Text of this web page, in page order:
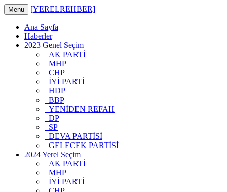
Menu [YERELREHBER]
Ana Sayfa
Haberler
2023 Genel Seçim
AK PARTİ
MHP
CHP
İYİ PARTİ
HDP
BBP
YENİDEN REFAH
DP
SP
DEVA PARTİSİ
GELECEK PARTİSİ
2024 Yerel Seçim
AK PARTİ
MHP
İYİ PARTİ